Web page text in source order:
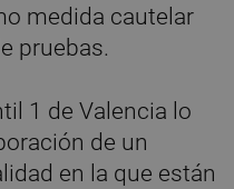
medida cautelar
pruebas.
1 de Valencia lo
de un
en la que están